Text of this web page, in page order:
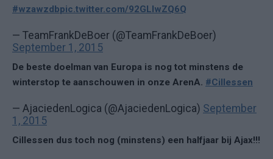
#wzawzdbpic.twitter.com/92GLIwZQ6Q
— TeamFrankDeBoer (@TeamFrankDeBoer)
September 1, 2015
De beste doelman van Europa is nog tot minstens de
winterstop te aanschouwen in onze ArenA. #Cillessen
— AjaciedenLogica (@AjaciedenLogica) September
1, 2015
Cillessen dus toch nog (minstens) een halfjaar bij Ajax!!!